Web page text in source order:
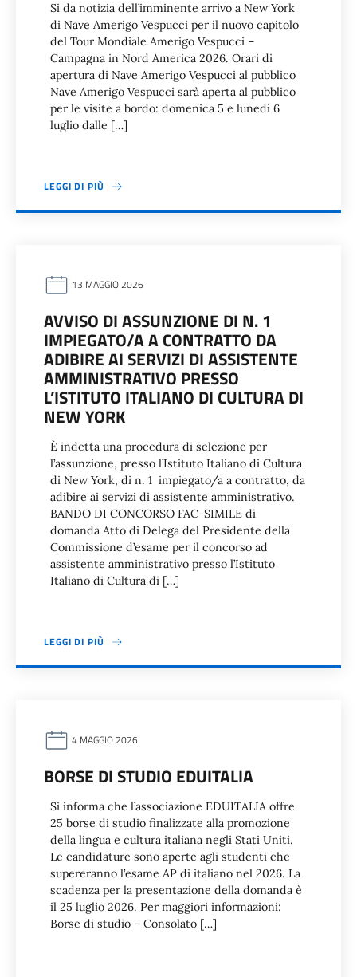
Si da notizia dell’imminente arrivo a New York
di Nave Amerigo Vespucci per il nuovo capitolo
del Tour Mondiale Amerigo Vespucci –
Campagna in Nord America 2026. Orari di
apertura di Nave Amerigo Vespucci al pubblico
Nave Amerigo Vespucci sarà aperta al pubblico
per le visite a bordo: domenica 5 e lunedì 6
luglio dalle […]
LEGGI DI PIÙ
13 MAGGIO 2026
AVVISO DI ASSUNZIONE DI N. 1
IMPIEGATO/A A CONTRATTO DA
ADIBIRE AI SERVIZI DI ASSISTENTE
AMMINISTRATIVO PRESSO
L’ISTITUTO ITALIANO DI CULTURA DI
NEW YORK
È indetta una procedura di selezione per
l’assunzione, presso l’Istituto Italiano di Cultura
di New York, di n. 1 impiegato/a a contratto, da
adibire ai servizi di assistente amministrativo.
BANDO DI CONCORSO FAC-SIMILE di
domanda Atto di Delega del Presidente della
Commissione d’esame per il concorso ad
assistente amministrativo presso l’Istituto
Italiano di Cultura di […]
LEGGI DI PIÙ
4 MAGGIO 2026
BORSE DI STUDIO EDUITALIA
Si informa che l’associazione EDUITALIA offre
25 borse di studio finalizzate alla promozione
della lingua e cultura italiana negli Stati Uniti.
Le candidature sono aperte agli studenti che
supereranno l’esame AP di italiano nel 2026. La
scadenza per la presentazione della domanda è
il 25 luglio 2026. Per maggiori informazioni:
Borse di studio – Consolato […]